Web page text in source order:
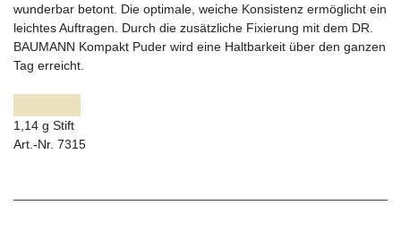
wunderbar betont. Die optimale, weiche Konsistenz ermöglicht ein
leichtes Auftragen. Durch die zusätzliche Fixierung mit dem DR.
BAUMANN Kompakt Puder wird eine Haltbarkeit über den ganzen
Tag erreicht.
1,14 g Stift
Art.-Nr. 7315